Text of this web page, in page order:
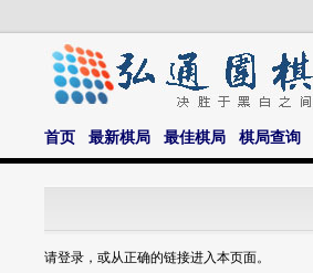
首页 最新棋局 最佳棋局 棋局查询
请登录，或从正确的链接进入本页面。